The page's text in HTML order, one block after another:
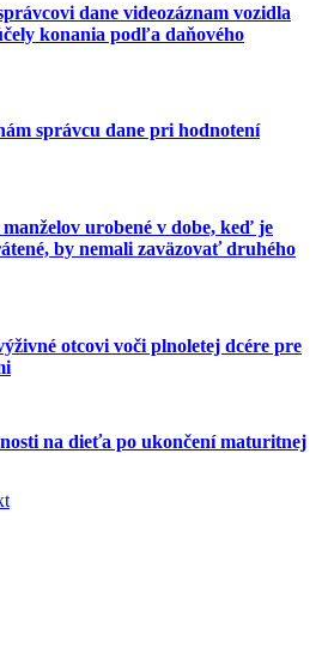
dane videozáznam vozidla
konania podľa daňového
správcu dane pri hodnotení
urobené v dobe, keď je
by nemali zaväzovať druhého
otcovi voči plnoletej dcére pre
na dieťa po ukončení maturitnej